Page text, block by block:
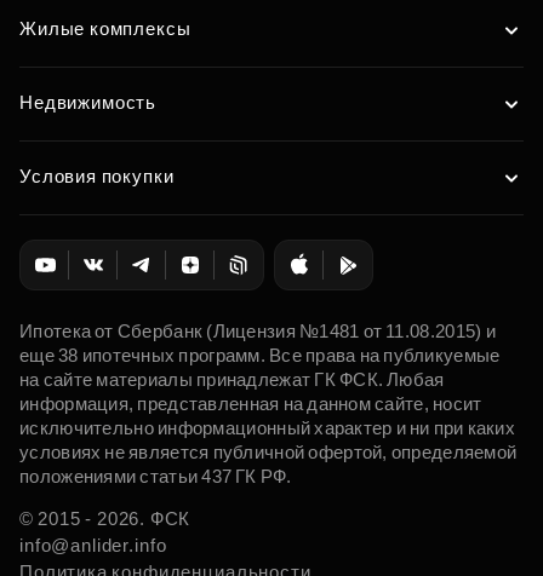
Жилые комплексы
Недвижимость
Условия покупки
Ипотека от Сбербанк (Лицензия №1481 от 11.08.2015) и
еще 38 ипотечных программ. Все права на публикуемые
на сайте материалы принадлежат ГК ФСК. Любая
информация, представленная на данном сайте, носит
исключительно информационный характер и ни при каких
условиях не является публичной офертой, определяемой
положениями статьи 437 ГК РФ.
© 2015 - 2026. ФСК
info@anlider.info
Политика конфиденциальности